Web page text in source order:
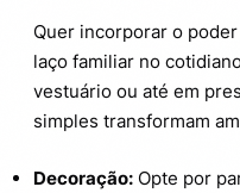
Quer incorporar o
laço familiar no
vestuário ou até em
simples transformam
Decoração: Opte por